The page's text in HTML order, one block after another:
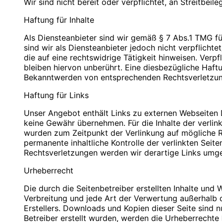
PLZ/Ort: 12529 Schönefeld
E-Mail: info@blauweb.de
Telefon: 03379 591001
Telefax: 03379 591 002
Mobil: 0176 277 50500
Umsatzsteuer-Identifikationsnummer gemäß § 27 a
DE 283623660
Inhaber: Christian Hinzmann
Verantwortlich für den Inhalt nach § 55 Abs. 2
Name: Christian Hinzmann
Strasse: Friedhofsweg 5
PLZ/Ort: 12529 Schönefeld
Mobil: 0176 277 50500
Quellenangaben für die verwendeten Bilder und
Auto-Ankauf Zeitz
PLZ/Ort: 12529 Schönefeld
Mobil: 0176 277 50500
Cookies
Zur besseren Benutzerführung setzen wir Cookies
Bestimmte Seiten sind ohne deren Einsatz nicht
Datenverarbeitung nach Art. 6 Abs. 1 lit. f DSGVO
bieten die Einstellungsmöglichkeit, Cookies nicht
und Cookies nur im Einzelfall erlauben, die
aktivieren. Es ist nicht gewährleistet, dass Sie auf
Einstellungen vornehmen.
zukommen lassen zu können, benötigen wir
Zwecke. Rechtsgrundlage für die Verarbeitung der
werden, ist Art. 6 Abs. 1 lit. f DSGVO.
Wir sind nicht bereit oder verpflichtet, an
Haftung für Inhalte
Als Diensteanbieter sind wir gemäß § 7 Abs.1 TMG
sind wir als Diensteanbieter jedoch nicht
die auf eine rechtswidrige Tätigkeit hinweisen.
bleiben hiervon unberührt. Eine diesbezügliche
Bekanntwerden von entsprechenden
Haftung für Links
Unser Angebot enthält Links zu externen
keine Gewähr übernehmen. Für die Inhalte der
wurden zum Zeitpunkt der Verlinkung auf mögliche
permanente inhaltliche Kontrolle der verlinkten
Rechtsverletzungen werden wir derartige Links
Urheberrecht
Die durch die Seitenbetreiber erstellten Inhalte und
Verbreitung und jede Art der Verwertung
Erstellers. Downloads und Kopien dieser Seite
Betreiber erstellt wurden, werden die